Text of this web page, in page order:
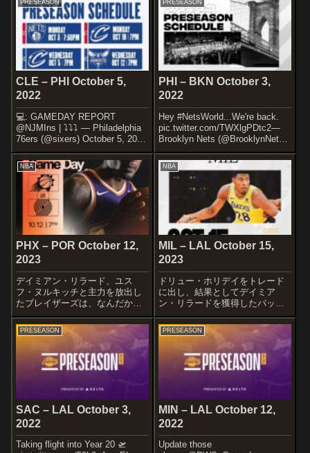
PRESEASON
CLE – PHI October 5,
2022
💻: GAMEDAY REPORT
@NJMIns | ⤵️⤵️⤵️ — Philadelphia
76ers (@sixers) October 5, 2022
昨年はプレイオフでのエンビー
ドの怪我など、不本意な結果に
終わってしまったシクサ...
PRESEASON
PHI – BKN October 3,
2022
Hey #NetsWorld...We're back.
pic.twitter.com/TWXlgPDtc2—
Brooklyn Nets (@BrooklynNets)
October 3, 2022プレイオフ1回戦
でBoston Ce...
NBA
PHX – POR October 12,
2023
デイミアン・リラード、ユス
フ・ヌルキッチと主力を放出し
たブレイザーズは、なんだかん
だでデアンドレ・エイトンやマ
ルコム・ブログドンを獲得した
り、ドラフト注目株のスクー
ト・ヘンダーソンを加えた若手
ラインナップで良いラインナッ
プを構成していますよ...
NBA
MIL – LAL October 15,
2023
ドリュー・ホリデイをトレード
に出し、結果としてデイミア
ン・リラードを獲得したバック
スは、今シーズン優勝を狙いに
行くことは間違いないでしょ
う。昨シーズンカンファレンス1
位ながらマイアミ・ヒートにア
ップセットを喰らいプレイオフ
進出を逃した挽回を...
PRESEASON
SAC – LAL October 3,
2022
Taking flight into Year 20 🛫
PRESEASON
MIN – LAL October 12,
2022
Update those